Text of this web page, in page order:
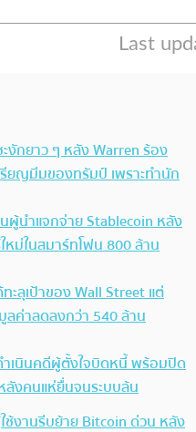
งักยาว ๆ หลัง Warren ร้อง
รียญมีมของทรัมป์ เพราะทำนัก
ผู้นำแจกจ่าย Stablecoin หลัง
หม่ในสมาร์ทโฟน 800 ล้าน
ะลุเป้าของ Wall Street แต่
ค่าลดลงกว่า 540 ล้าน
ำเนินคดีผู้ตั้งใจบิดหนี้ พร้อมปิด
ลังคนแห่ยื่นจนระบบล้น
ช้งานรีบย้าย Bitcoin ด่วน หลัง